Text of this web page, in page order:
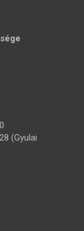
(Gyulai